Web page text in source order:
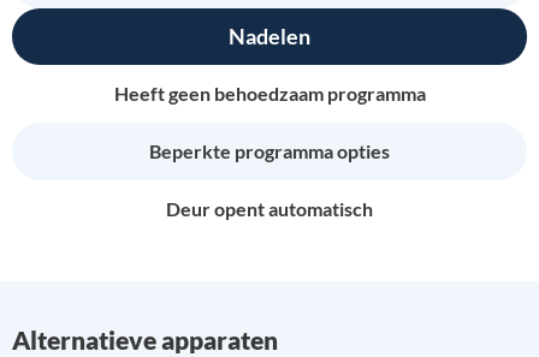
Nadelen
Heeft geen behoedzaam programma
Beperkte programma opties
Deur opent automatisch
Alternatieve apparaten